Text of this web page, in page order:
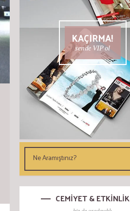
KAÇIRMA!
sende VIP ol
CEMİYET & ETKİNLİK